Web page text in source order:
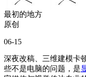
最初的地方
原创
06-15
深夜改稿、三维建模
些不是电脑的问题，是